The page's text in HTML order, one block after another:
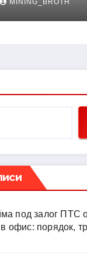
принятия
под залог ПТС
в офис: порядок,